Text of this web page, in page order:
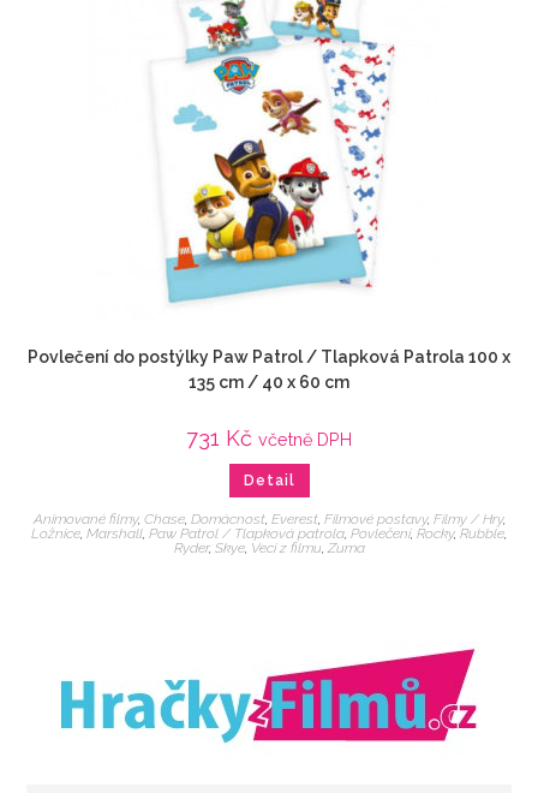
Povlečení do postýlky Paw Patrol / Tlapková Patrola 100 x
135 cm / 40 x 60 cm
731 Kč včetně DPH
Detail
Animované filmy, Chase, Domácnost, Everest, Filmové postavy, Filmy / Hry,
Ložnice, Marshall, Paw Patrol / Tlapková patrola, Povlečení, Rocky, Rubble,
Ryder, Skye, Veci z filmu,Zuma